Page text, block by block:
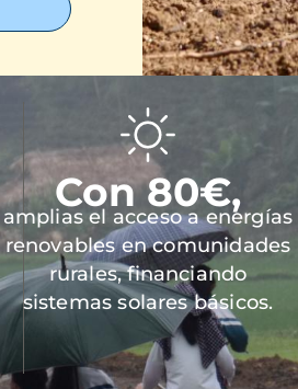
Con 80€,
amplias el acceso a energías
renovables en comunidades
rurales, financiando
sistemas solares básicos.